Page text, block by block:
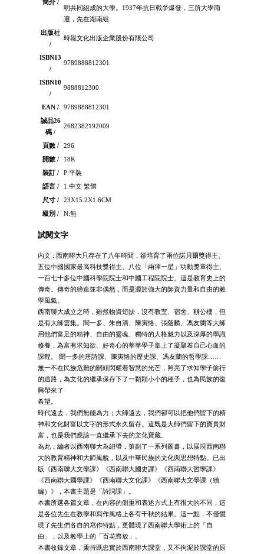
簡介 /
明共同組成的大學。1937年抗日戰爭爆發，三所大學南
遷，先在湖南組
出版社
/
時報文化出版企業股份有限公司
ISBN13
/
9789888812301
ISBN10
/
9888812300
EAN /
9789888812301
誠品26
碼 /
2682382192009
頁數 /
296
開數 /
18K
裝訂 /
P:平裝
語言 /
1:中文 繁體
尺寸 /
23X15.2X1.6CM
級別 /
N:無
試閱文字
內文 : 西南聯大只存在了八年時間，卻培育了兩位諾貝爾獎得主、
五位中國國家最高科技獎得主、八位「兩彈一星」功勳獎章得主、
一百七十多位中國科學院院士和中國工程院院士。這是教育史上的
傳奇。傳奇的締造並非偶然，而是源於強大的師資力量和自由的教
學風氣。
西南聯大成立之時，雖然物資短缺，沒有教室、宿舍、辦公樓，但
是有大師雲集。聞一多、朱自清、陳寅恪、張蔭麟、馮友蘭等大師
用他們富足的精神、自由的靈魂、獨特的人格魅力以及深厚的學識
修養，為富有求知欲、好奇心的莘莘學子奉上了凝聚着自己心血的
課程。 聞一多的唐詩課、陳寅恪的歷史課、馮友蘭的哲學課……
無一不在民族危難的關頭閃耀着智慧的光芒，照亮了求知學子前行
的道路，為文化的繼承保存下了一顆顆小小的種子，也為民族的復
興帶來了
希望。
時代遠去，我們無能為力；大師遠去，我們卻可以把他們留下的精
神和文化財富以文字的形式永久留存。這既是大師們留下的寶貴財
富，也是我們應該一直繼承下去的文化寶藏。
為此，編者以西南聯大為紐帶，策劃了一系列圖書，以展現西南聯
大的教育精神和大師風貌，以及中華民族的文化與思想特點。已出
版《西南聯大文學課》《西南聯大國史課》《西南聯大哲學課》
《西南聯大國學課》《西南聯大文化課》《西南聯大文學課（續
編）》，本書主題是「詩詞課」。
本書所選各篇文章，在內容的側重和表述方式上有很大的不同，這
是各位先生在教學和寫作風格上各有千秋的結果。這一點，不僅體
現了先生們各自的寫作特點，更體現了西南聯大學術上的「自
由」，以及教學上的「百花齊放」。
本書收錄文章，秉持既忠實於西南聯大課堂，又不拘泥於課堂的原